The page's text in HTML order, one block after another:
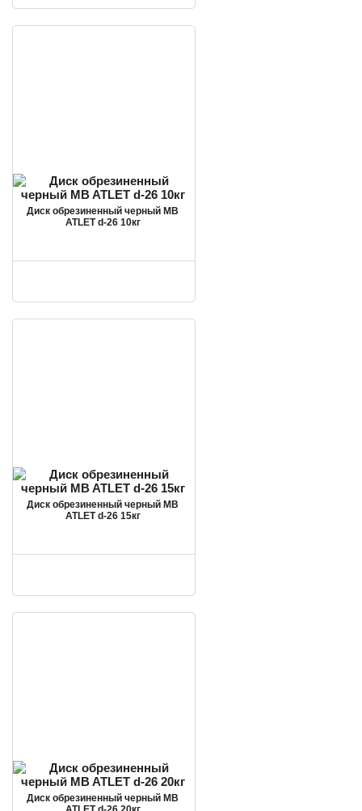
Диск обрезиненный черный MB
ATLET d-26 10кг
Диск обрезиненный черный MB
ATLET d-26 15кг
Диск обрезиненный черный MB